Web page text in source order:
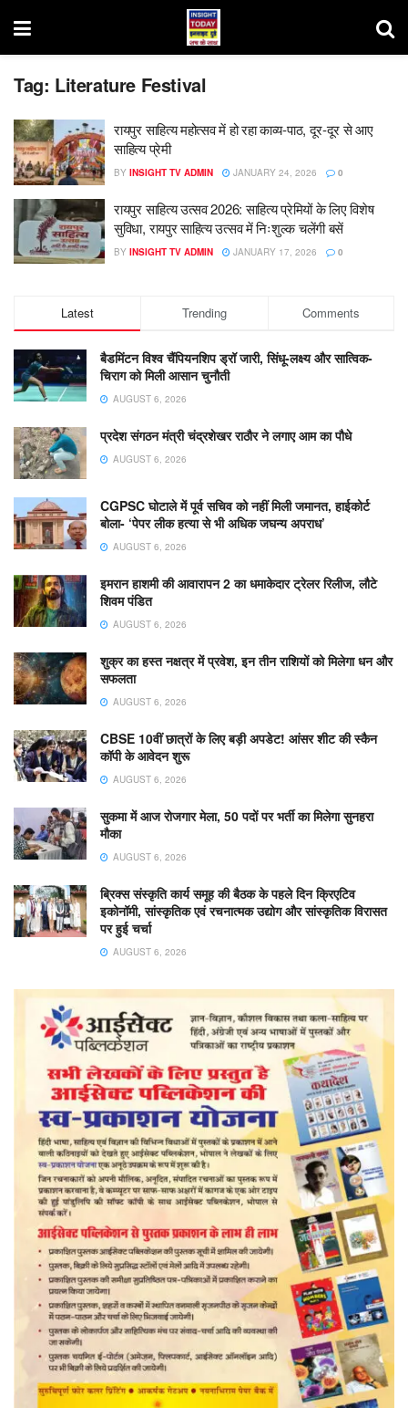
Tag: Literature Festival
रायपुर साहित्य महोत्सव में हो रहा काव्य-पाठ, दूर-दूर से आए
साहित्य प्रेमी
BY INSIGHT TV ADMIN JANUARY 24, 2026 0
रायपुर साहित्य उत्सव 2026: साहित्य प्रेमियों के लिए विशेष
सुविधा, रायपुर साहित्य उत्सव में निःशुल्क चलेंगी बसें
BY INSIGHT TV ADMIN JANUARY 17, 2026 0
Latest Trending Comments
बैडमिंटन विश्व चैंपियनशिप ड्रॉ जारी, सिंधू-लक्ष्य और सात्विक-
चिराग को मिली आसान चुनौती
AUGUST 6, 2026
प्रदेश संगठन मंत्री चंद्रशेखर राठौर ने लगाए आम का पौधे
AUGUST 6, 2026
CGPSC घोटाले में पूर्व सचिव को नहीं मिली जमानत, हाईकोर्ट
बोला- ‘पेपर लीक हत्या से भी अधिक जघन्य अपराध’
AUGUST 6, 2026
इमरान हाशमी की आवारापन 2 का धमाकेदार ट्रेलर रिलीज, लौटे
शिवम पंडित
AUGUST 6, 2026
शुक्र का हस्त नक्षत्र में प्रवेश, इन तीन राशियों को मिलेगा धन और
सफलता
AUGUST 6, 2026
CBSE 10वीं छात्रों के लिए बड़ी अपडेट! आंसर शीट की स्कैन
कॉपी के आवेदन शुरू
AUGUST 6, 2026
सुकमा में आज रोजगार मेला, 50 पदों पर भर्ती का मिलेगा सुनहरा
मौका
AUGUST 6, 2026
ब्रिक्स संस्कृति कार्य समूह की बैठक के पहले दिन क्रिएटिव
इकोनॉमी, सांस्कृतिक एवं रचनात्मक उद्योग और सांस्कृतिक विरासत
पर हुई चर्चा
AUGUST 6, 2026